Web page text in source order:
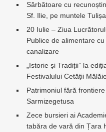
Sărbătoare cu
Sf. Ilie, pe muntele
20 Iulie – Ziua
Publice de alimentare
canalizare
„Istorie și Tradiții” la
Festivalului Cetății
Patrimoniul fără
Sarmizegetusa
Zece bursieri ai
tabăra de vară din Țara